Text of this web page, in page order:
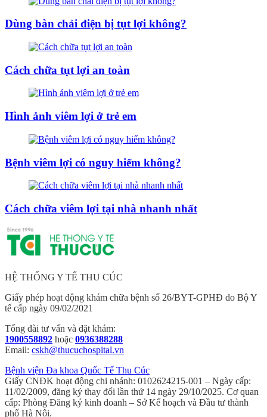
Dùng bàn chải điện bị tụt lợi không?
Cách chữa tụt lợi an toàn
Hình ảnh viêm lợi ở trẻ em
Bệnh viêm lợi có nguy hiểm không?
Cách chữa viêm lợi tại nhà nhanh nhất
HỆ THỐNG Y TẾ THU CÚC
Giấy phép hoạt động khám chữa bệnh số 26/BYT-GPHĐ do Bộ Y
tế cấp ngày 09/02/2021
Tổng đài tư vấn và đặt khám:
1900558892 hoặc 0936388288
Email: cskh@thucuchospital.vn
Bệnh viện Đa khoa Quốc Tế Thu Cúc
Giấy CNĐK hoạt động chi nhánh: 0102624215-001 – Ngày cấp:
11/02/2009, đăng ký thay đổi lần thứ 14 ngày 29/10/2025. Cơ quan
cấp: Phòng Đăng ký kinh doanh – Sở Kế hoạch và Đầu tư thành
phố Hà Nội.